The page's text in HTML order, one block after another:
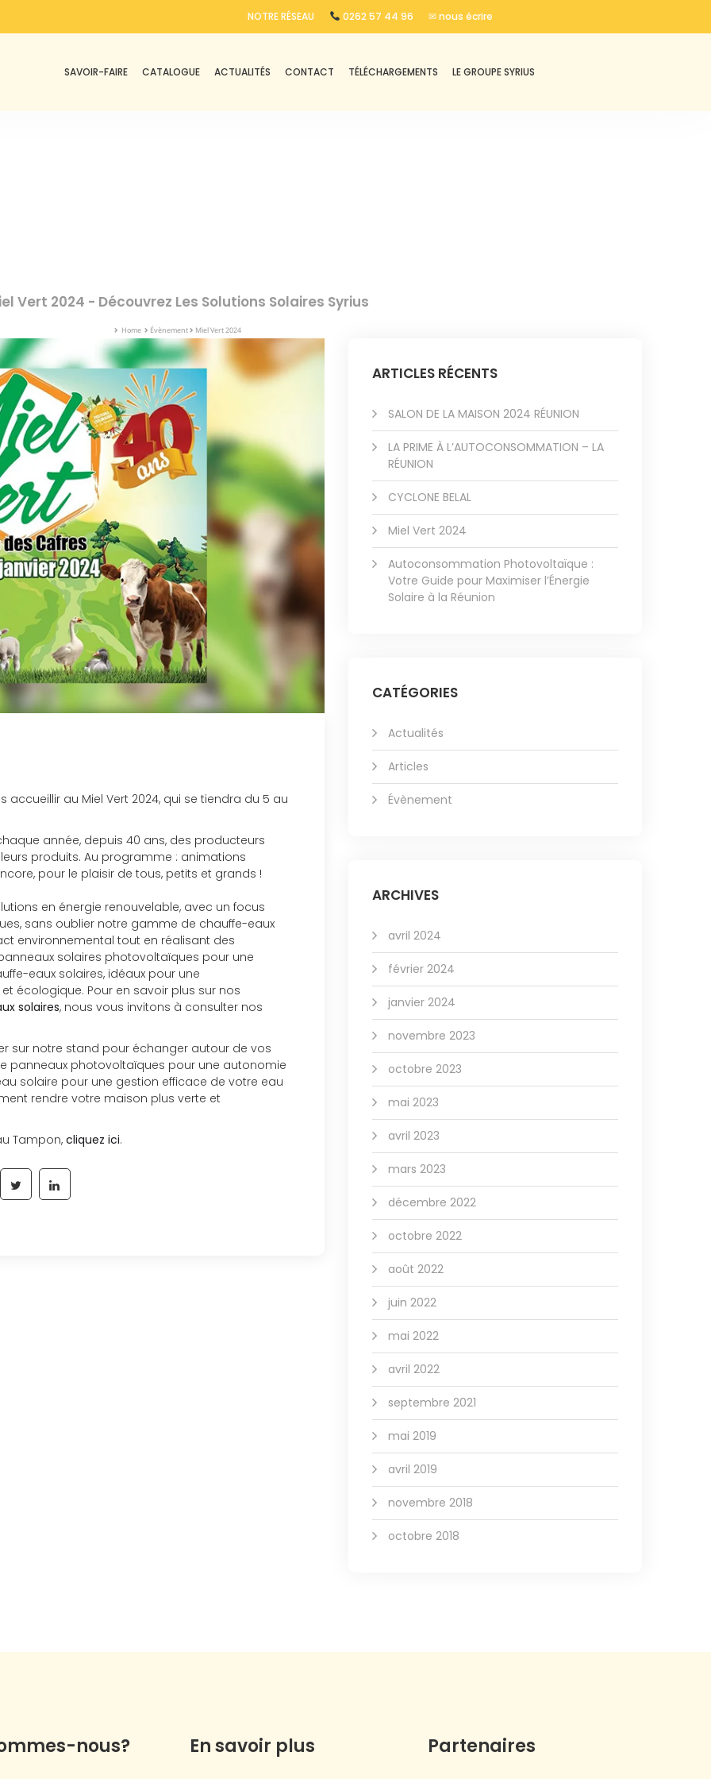
NOTRE RÉSEAU 0262 57 44 96 ✉ nous écrire
SAVOIR-FAIRE CATALOGUE ACTUALITÉS CONTACT TÉLÉCHARGEMENTS LE GROUPE SYRIUS
Vert 2024 - Découvrez Les Solutions Solaires Syrius
Home Évènement Miel Vert 2024
accueillir au Miel Vert 2024, qui se tiendra du 5 au
année, depuis 40 ans, des producteurs
produits. Au programme : animations
pour le plaisir de tous, petits et grands !
en énergie renouvelable, avec un focus
sans oublier notre gamme de chauffe-eaux
environnemental tout en réalisant des
solaires photovoltaïques pour une
eaux solaires, idéaux pour une
écologique. Pour en savoir plus sur nos
solaires, nous vous invitons à consulter nos
sur notre stand pour échanger autour de vos
panneaux photovoltaïques pour une autonomie
solaire pour une gestion efficace de votre eau
rendre votre maison plus verte et
Tampon, cliquez ici.
ARTICLES RÉCENTS
SALON DE LA MAISON 2024 RÉUNION
LA PRIME À L’AUTOCONSOMMATION – LA
RÉUNION
CYCLONE BELAL
Miel Vert 2024
Autoconsommation Photovoltaïque :
Votre Guide pour Maximiser l’Énergie
Solaire à la Réunion
CATÉGORIES
Actualités
Articles
Évènement
ARCHIVES
avril 2024
février 2024
janvier 2024
novembre 2023
octobre 2023
mai 2023
avril 2023
mars 2023
décembre 2022
octobre 2022
août 2022
juin 2022
mai 2022
avril 2022
septembre 2021
mai 2019
avril 2019
novembre 2018
octobre 2018
nous? En savoir plus Partenaires